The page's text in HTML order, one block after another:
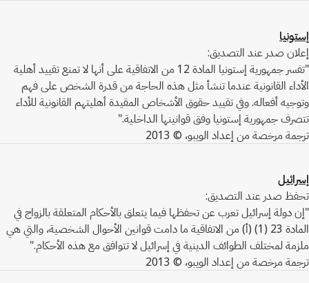
إستونيا
إعلان صدر عند التصديق:
"تفسر جمهورية إستونيا المادة 12 من الاتفاقية على أنها لا تمنع تقييد أهلية
الأداء القانونية عندما تنشأ مثل هذه الحاجة من قدرة الشخص على فهم
وتوجيه أفعاله. وفي تقييد حقوق الأشخاص المقيدة أهليتهم القانونية للأداء
تتصرف جمهورية إستونيا وفق قوانينها الداخلية."
ترجمة مرخصة من إعداد الويبو، © 2013
إسرائيل
تحفظ صدر عند التصديق:
"إن دولة إسرائيل تعرب عن تحفظها فيما يتعلق بالأحكام المتعلقة بالزواج في
المادة 23 (1) (أ) من الاتفاقية ما دامت قوانين الأحوال الشخصية، والتي هي
ملزمة لمختلف الطوائف الدينية في إسرائيل لا تتوافق مع هذه الأحكام."
ترجمة مرخصة من إعداد الويبو، © 2013